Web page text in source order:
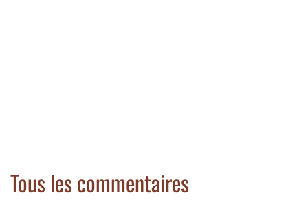
Tous les commentaires